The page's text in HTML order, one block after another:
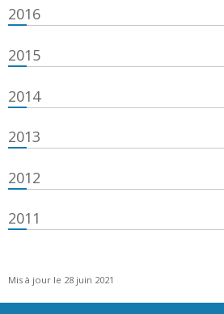
2016
2015
2014
2013
2012
2011
Mis à jour le 28 juin 2021